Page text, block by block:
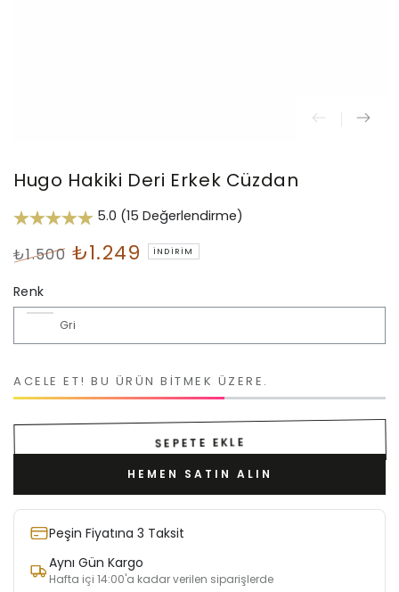
Hugo Hakiki Deri Erkek Cüzdan
5.0 (15 Değerlendirme)
fiyat
₺1.500 ₺1.249 İNDIRIM
Renk
ACELE ET! BU ÜRÜN BITMEK ÜZERE.
SEPETE EKLE
HEMEN SATIN ALIN
Peşin Fiyatına 3 Taksit
Aynı Gün Kargo
Hafta içi 14:00'a kadar verilen siparişlerde